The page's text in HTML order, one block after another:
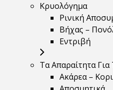
Κρυολόγημα
Ρινική
Βήχας –
Εντριβή
Τα Απαραίτητα
Ακάρεα –